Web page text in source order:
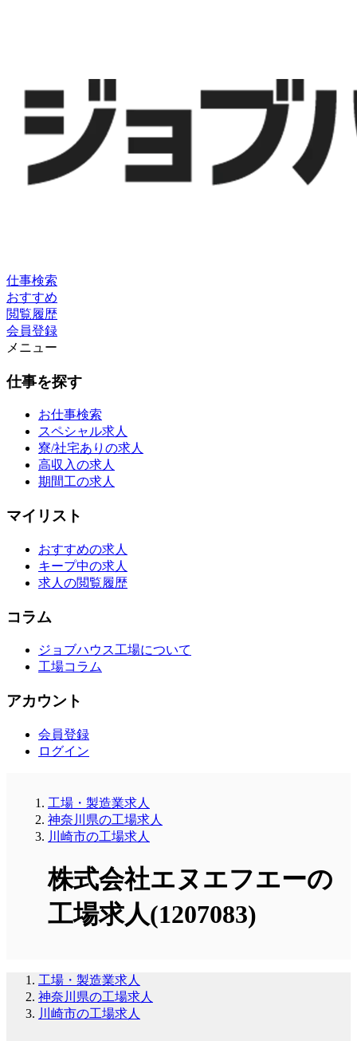
仕事検索
おすすめ
閲覧履歴
会員登録
メニュー
仕事を探す
お仕事検索
スペシャル求人
寮/社宅ありの求人
高収入の求人
期間工の求人
マイリスト
おすすめの求人
キープ中の求人
求人の閲覧履歴
コラム
ジョブハウス工場について
工場コラム
アカウント
会員登録
ログイン
工場・製造業求人
神奈川県の工場求人
川崎市の工場求人
株式会社エヌエフエーの
工場求人(1207083)
工場・製造業求人
神奈川県の工場求人
川崎市の工場求人